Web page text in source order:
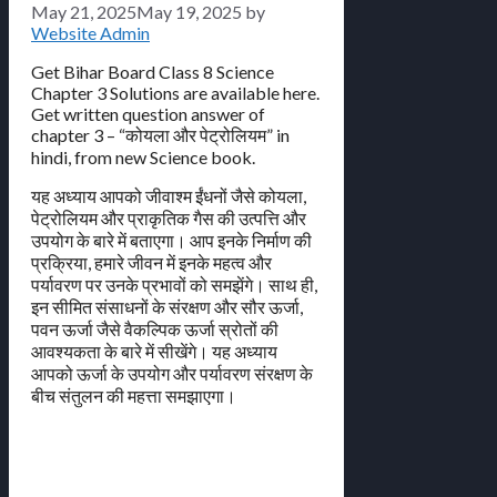
May 21, 2025May 19, 2025 by
Website Admin
Get Bihar Board Class 8 Science
Chapter 3 Solutions are available here.
Get written question answer of
chapter 3 – “कोयला और पेट्रोलियम” in
hindi, from new Science book.
यह अध्याय आपको जीवाश्म ईंधनों जैसे कोयला,
पेट्रोलियम और प्राकृतिक गैस की उत्पत्ति और
उपयोग के बारे में बताएगा। आप इनके निर्माण की
प्रक्रिया, हमारे जीवन में इनके महत्व और
पर्यावरण पर उनके प्रभावों को समझेंगे। साथ ही,
इन सीमित संसाधनों के संरक्षण और सौर ऊर्जा,
पवन ऊर्जा जैसे वैकल्पिक ऊर्जा स्रोतों की
आवश्यकता के बारे में सीखेंगे। यह अध्याय
आपको ऊर्जा के उपयोग और पर्यावरण संरक्षण के
बीच संतुलन की महत्ता समझाएगा।